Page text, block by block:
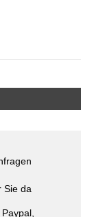
Sie da